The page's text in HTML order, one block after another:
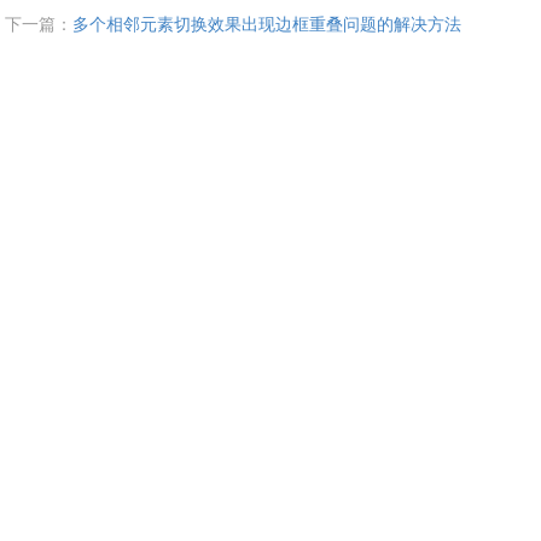
下一篇： 多个相邻元素切换效果出现边框重叠问题的解决方法